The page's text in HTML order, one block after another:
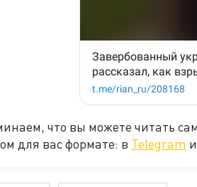
что вы можете читать
для вас формате: в Telegram и